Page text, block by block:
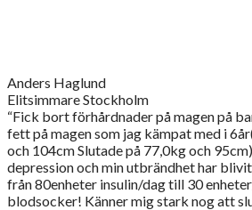
Anders Haglund
Elitsimmare Stockholm
“Fick bort förhårdnader på magen på
fett på magen som jag kämpat med i
och 104cm Slutade på 77,0kg och
depression och min utbrändhet har
från 80enheter insulin/dag till 30
blodsocker! Känner mig stark nog att